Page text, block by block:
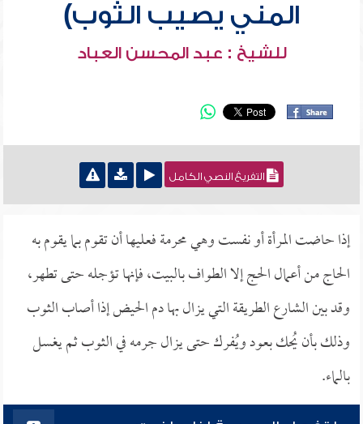
المني يصيب الثوب)
للشيخ : عبد المحسن العباد
التفريغ النصي الكامل
إذا حاضت المرأة أو نفست وهي محرمة فعليها أن تقوم بما يقوم به
الحاج من أعمال الحج إلا الطواف بالبيت، فإنها تؤجله حتى تطهر،
وقد بين الشارع الطريقة التي يزال بها دم الحيض إذا أصاب الثوب
وذلك بأن يُحك بعود ويُفرك حتى يزال جرمه في الثوب ثم يغسل
بالماء.